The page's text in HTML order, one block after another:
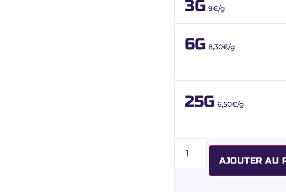
3G 9€/g
6G 8,30€/g
25G 6,50€/g
AJOUTER AU